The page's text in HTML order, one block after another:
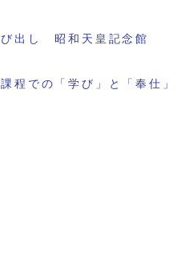
出し 昭和天皇記念館
程での「学び」と「奉仕